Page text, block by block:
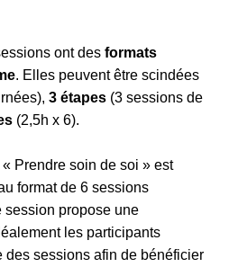
ont des formats
. Elles peuvent être scindées
3 étapes (3 sessions de
(2,5h x 6).
Prendre soin de soi » est
format de 6 sessions
session propose une
les participants
des sessions afin de bénéficier